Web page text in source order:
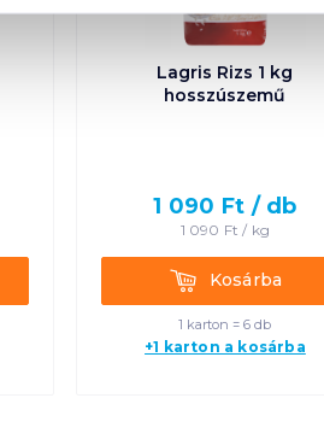
Lagris Rizs 1 kg
hosszúszemű
1 090 Ft / db
1 090 Ft / kg
KosárbaKosárba
1 karton = 6 db
+1 karton a kosárba